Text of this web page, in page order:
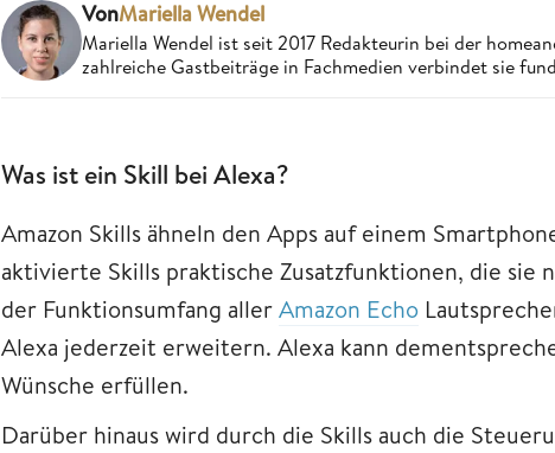
VonMariella Wendel
Mariella Wendel ist seit 2017 Redakteurin bei der
zahlreiche Gastbeiträge in Fachmedien verbindet sie
Was ist ein Skill bei Alexa?
Amazon Skills ähneln den Apps auf einem
aktivierte Skills praktische Zusatzfunktionen, die sie
der Funktionsumfang allerAmazon Echo
Alexa jederzeit erweitern. Alexa kann
Wünsche erfüllen.
Darüber hinaus wird durch die Skills auch die